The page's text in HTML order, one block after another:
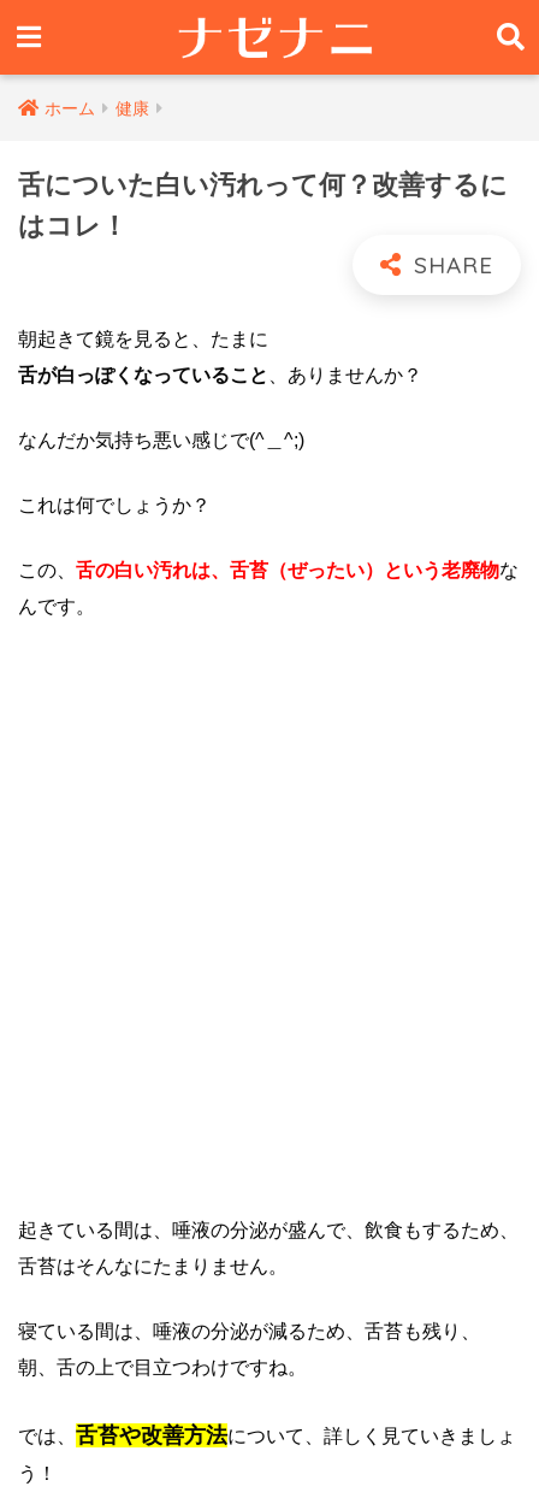
ホーム 健康
舌についた白い汚れって何？改善するに
はコレ！
朝起きて鏡を見ると、たまに
舌が白っぽくなっていること
、ありませんか？
なんだか気持ち悪い感じで(^＿^;)
これは何でしょうか？
この、 舌の白い汚れは、舌苔（ぜったい）という老廃物な
んです。
起きている間は、唾液の分泌が盛んで、飲食もするため、
舌苔はそんなにたまりません。
寝ている間は、唾液の分泌が減るため、舌苔も残り、
朝、舌の上で目立つわけですね。
では、 舌苔や改善方法について、詳しく見ていきましょ
う！